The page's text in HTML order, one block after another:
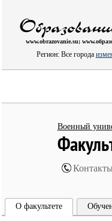
www.obrazovanie.su;
Регион: Все города
Военный
О факультете